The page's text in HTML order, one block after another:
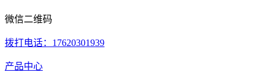
微信二维码
拨打电话：17620301939
产品中心